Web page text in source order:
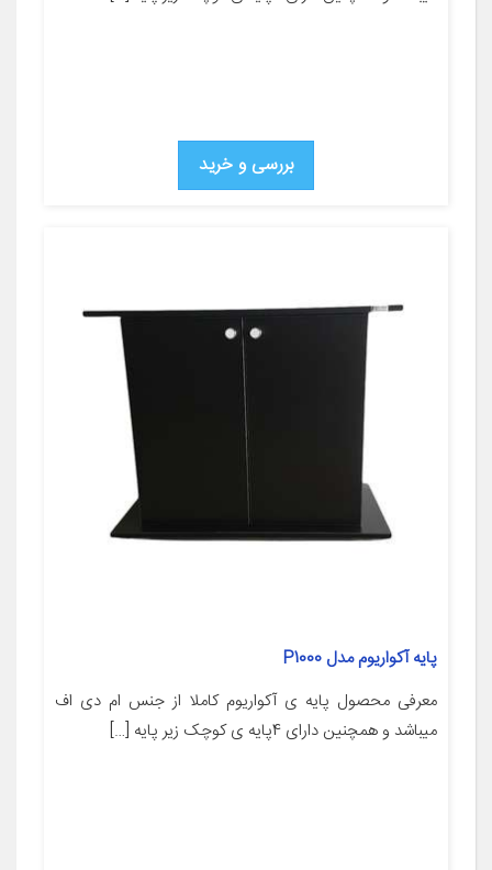
بررسی و خرید
پایه آکواریوم مدل P1000
معرفی محصول پایه ی آکواریوم کاملا از جنس ام دی اف
میباشد و همچنین دارای 4پایه ی کوچک زیر پایه […]